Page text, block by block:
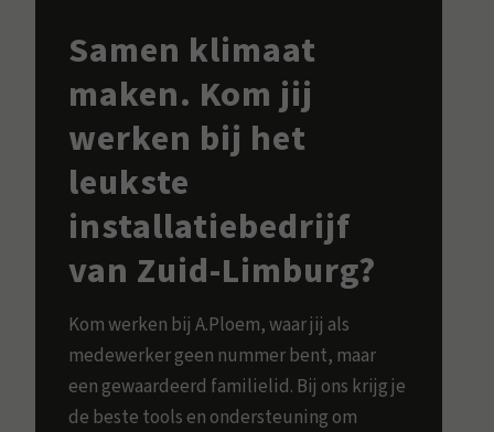
Samen klimaat
maken. Kom jij
werken bij het
leukste
installatiebedrijf
van Zuid-Limburg?
Kom werken bij A.Ploem, waar jij als
medewerker geen nummer bent, maar
een gewaardeerd familielid. Bij ons krijg je
de beste tools en ondersteuning om